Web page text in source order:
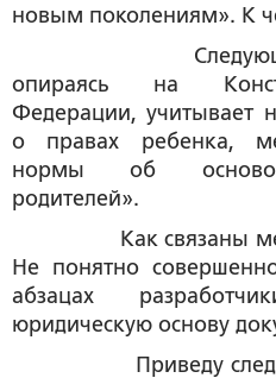
новым поколениям». К
Следующий
опираясь на
Федерации,
о правах ребенка,
нормы об
родителей».
Как связаны
Не понятно
абзацах
юридическую основу
Приведу